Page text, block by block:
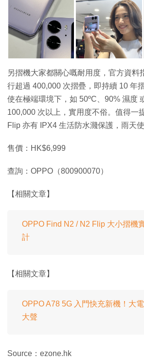
另摺機大家都關心嘅耐用度，官方資料
行超過 400,000 次摺疊，即持續 10 年
使在極端環境下，如 50ºC、90% 濕度
100,000 次以上，實用度不俗。值得一
Flip 亦有 IPX4 生活防水濺保護，雨天使
售價：HK$6,999
查詢：OPPO（800900070）
【相關文章】
OPPO Find N2 / N2 Flip 大小摺機
計
【相關文章】
OPPO A78 5G 入門快充新機！大
大聲
Source：ezone.hk